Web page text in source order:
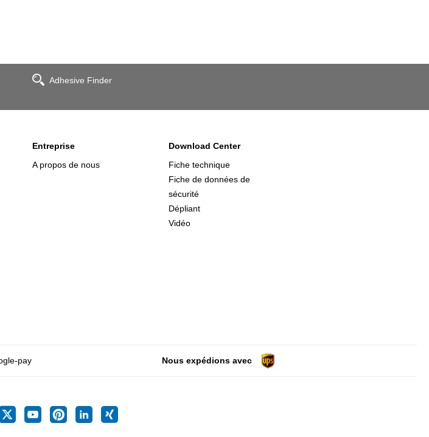
Adhesive Finder
Entreprise
A propos de nous
Download Center
Fiche technique
Fiche de données de
sécurité
Dépliant
Vidéo
Nous expédions avec